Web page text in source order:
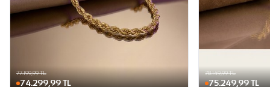
77.199,99 TL
74.299,99 TL
78.149,99 TL
75.249,99 TL